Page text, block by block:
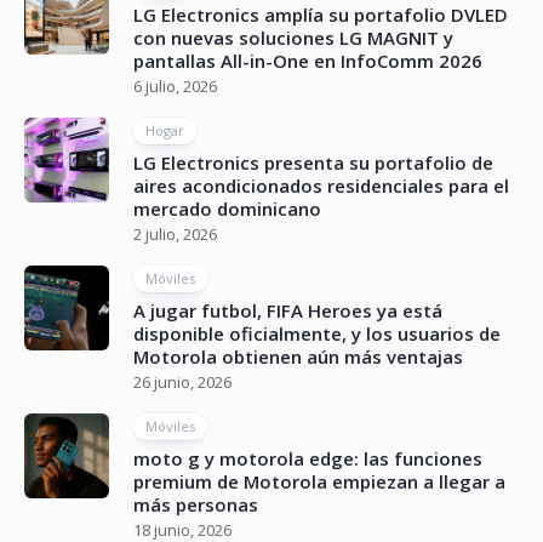
LG Electronics amplía su portafolio DVLED
con nuevas soluciones LG MAGNIT y
pantallas All-in-One en InfoComm 2026
6 julio, 2026
Hogar
LG Electronics presenta su portafolio de
aires acondicionados residenciales para el
mercado dominicano
2 julio, 2026
Móviles
A jugar futbol, FIFA Heroes ya está
disponible oficialmente, y los usuarios de
Motorola obtienen aún más ventajas
26 junio, 2026
Móviles
moto g y motorola edge: las funciones
premium de Motorola empiezan a llegar a
más personas
18 junio, 2026